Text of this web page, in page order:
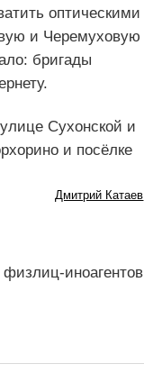
оптическими
и Черемуховую
бригады
Сухонской и
и посёлке
Дмитрий Катаев
иноагентов